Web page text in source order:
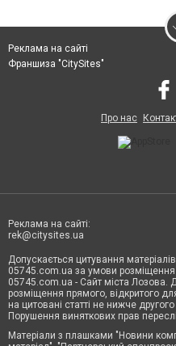
Реклама на сайті
Франшиза "CitySites"
Про нас
Реклама на сайті:
rek@citysites.ua
Допускається цитування
05745.com.ua за умови розміщення
05745.com.ua - Сайт міста Лозова.
розміщення прямого, відкритого
на цитовані статті не нижче
Порушення виняткових прав
Матеріали з плашками "Новини